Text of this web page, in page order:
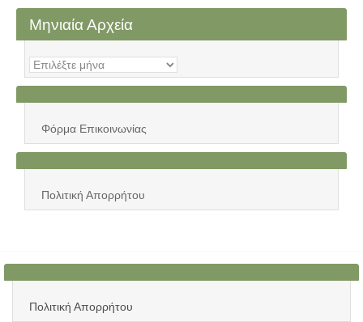
Μηνιαία Αρχεία
Μηνιαία
Αρχεία
Φόρμα Επικοινωνίας
Πολιτική Απορρήτου
Πολιτική Απορρήτου